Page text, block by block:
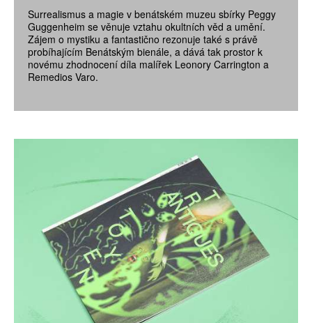
Surrealismus a magie v benátském muzeu sbírky Peggy
Guggenheim se věnuje vztahu okultních věd a umění.
Zájem o mystiku a fantastično rezonuje také s právě
probíhajícím Benátským bienále, a dává tak prostor k
novému zhodnocení díla malířek Leonory Carrington a
Remedios Varo.